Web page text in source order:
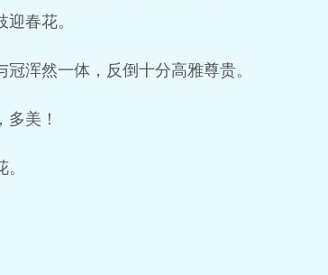
春花。
浑然一体，反倒十分高雅尊贵。
美！